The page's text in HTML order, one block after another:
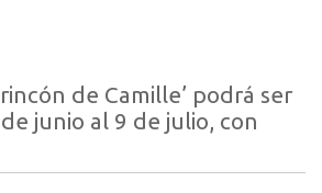
de Camille’ podrá ser
junio al 9 de julio, con